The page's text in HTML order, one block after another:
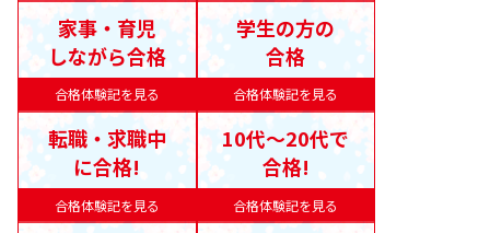
合格体験記を見る
家事・育児
しながら合格
合格体験記を見る
学生の方の
合格
合格体験記を見る
転職・求職中
に合格!
合格体験記を見る
10代〜20代で
合格!